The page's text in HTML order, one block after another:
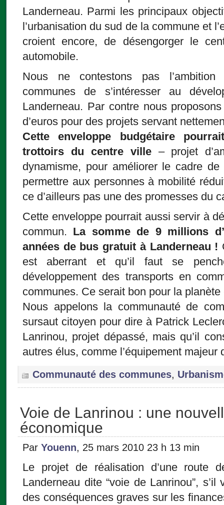
Landerneau. Parmi les principaux
l’urbanisation du sud de la commune et
croient encore, de désengorger le
automobile.
Nous ne contestons pas
communes de s’intéresser au
Landerneau. Par contre nous
d’euros pour des projets servant
Cette enveloppe budgétaire
trottoirs du centre ville– projet
dynamisme, pour améliorer le cadre
permettre aux personnes à mobilité
ce d’ailleurs pas une des promesses du
Cette enveloppe pourrait aussi servir à
commun. La somme de 9 millions
années de bus gratuit à Landerneau !
est aberrant et qu’il faut se
développement des transports en
communes. Ce serait bon pour la
Nous appelons la communauté de
sursaut citoyen pour dire à Patrick
Lanrinou, projet dépassé, mais qu’il
autres élus, comme l’équipement majeur
Communauté des communes,
Voie de Lanrinou : une
économique
Par Youenn, 25 mars 2010 23 h 13 min
Le projet de réalisation d’une route
Landerneau dite “voie de Lanrinou”,
des conséquences graves sur les